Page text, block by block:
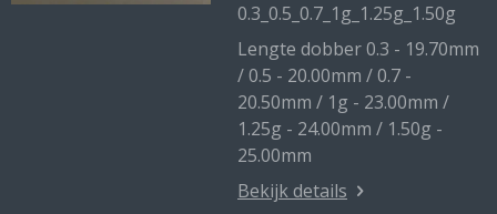
0.3_0.5_0.7_1g_1.25g_1.50g
Lengte dobber 0.3 - 19.70mm
/ 0.5 - 20.00mm / 0.7 -
20.50mm / 1g - 23.00mm /
1.25g - 24.00mm / 1.50g -
25.00mm
Bekijk details